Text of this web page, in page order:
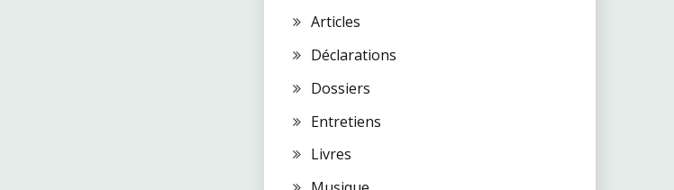
Articles
Déclarations
Dossiers
Entretiens
Livres